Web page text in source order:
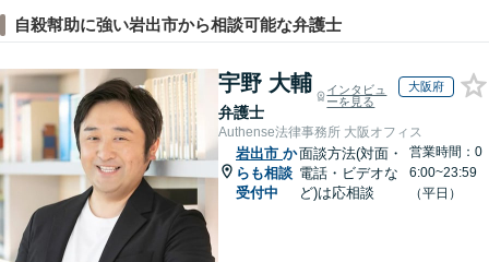
自殺幇助に強い岩出市から相談可能な弁護士
宇野 大輔
弁護士
インタビュ
ーを見る
大阪府
Authense法律事務所 大阪オフィス
岩出市 か
らも相談
受付中
面談方法(対面・
電話・ビデオな
ど)は応相談
営業時間：0
6:00~23:59
（平日）